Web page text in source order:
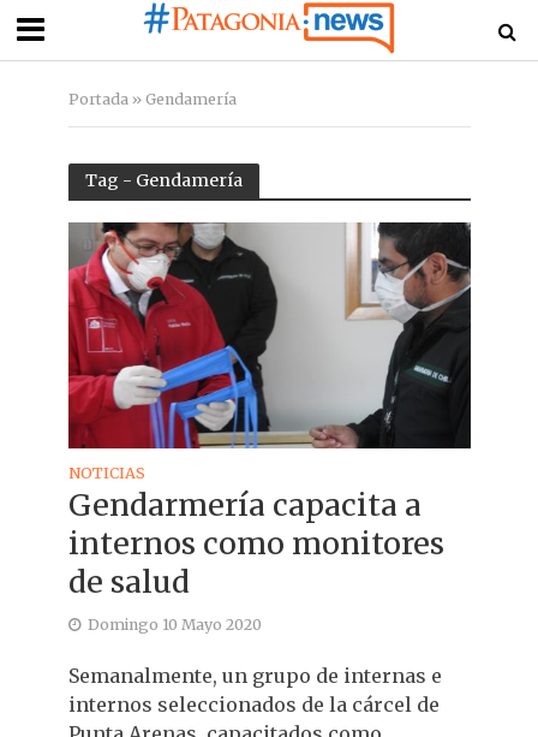
Portada» Gendamería
Tag - Gendamería
NOTICIAS
Gendarmería capacita a
internos como monitores
de salud
Domingo 10 Mayo 2020
Semanalmente, un grupo de internas e
internos seleccionados de la cárcel de